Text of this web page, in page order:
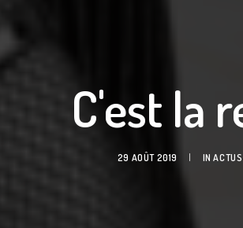
C'est la
29 AOÛT 2019 INACTUS